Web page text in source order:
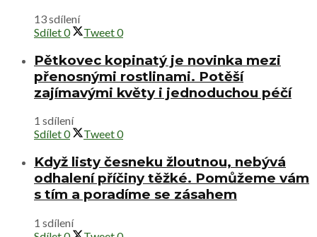
13 sdílení
Sdílet0 Tweet0
Pětkovec kopinatý je novinka mezi
přenosnými rostlinami. Potěší
zajímavými květy i jednoduchou péčí
1 sdílení
Sdílet0 Tweet0
Když listy česneku žloutnou, nebývá
odhalení příčiny těžké. Pomůžeme vám
s tím a poradíme se zásahem
1 sdílení